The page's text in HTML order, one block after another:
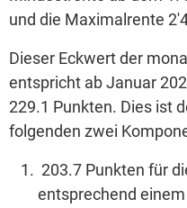
und die Maximalrente
Dieser Eckwert der
entspricht ab Januar
229.1 Punkten. Dies ist
folgenden zwei
203.7 Punkten für
entsprechend